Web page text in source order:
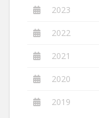
2023
2022
2021
2020
2019